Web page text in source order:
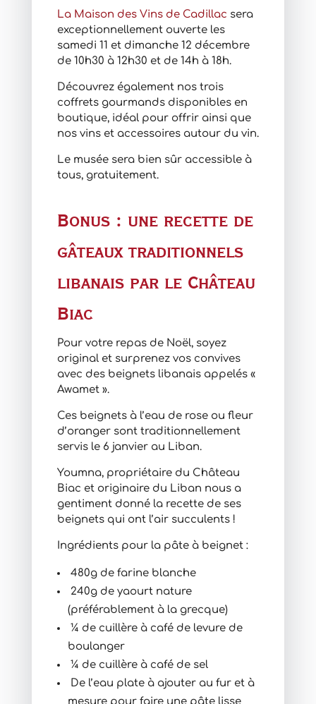
La Maison des Vins de Cadillac sera
exceptionnellement ouverte les
samedi 11 et dimanche 12 décembre
de 10h30 à 12h30 et de 14h à 18h.
Découvrez également nos trois
coffrets gourmands disponibles en
boutique, idéal pour offrir ainsi que
nos vins et accessoires autour du vin.
Le musée sera bien sûr accessible à
tous, gratuitement.
Bonus : une recette de
gâteaux traditionnels
libanais par le Château
Biac
Pour votre repas de Noël, soyez
original et surprenez vos convives
avec des beignets libanais appelés «
Awamet ».
Ces beignets à l’eau de rose ou fleur
d’oranger sont traditionnellement
servis le 6 janvier au Liban.
Youmna, propriétaire du Château
Biac et originaire du Liban nous a
gentiment donné la recette de ses
beignets qui ont l’air succulents !
Ingrédients pour la pâte à beignet :
480g de farine blanche
240g de yaourt nature
(préférablement à la grecque)
¼ de cuillère à café de levure de
boulanger
¼ de cuillère à café de sel
De l’eau plate à ajouter au fur et à
mesure pour faire une pâte lisse